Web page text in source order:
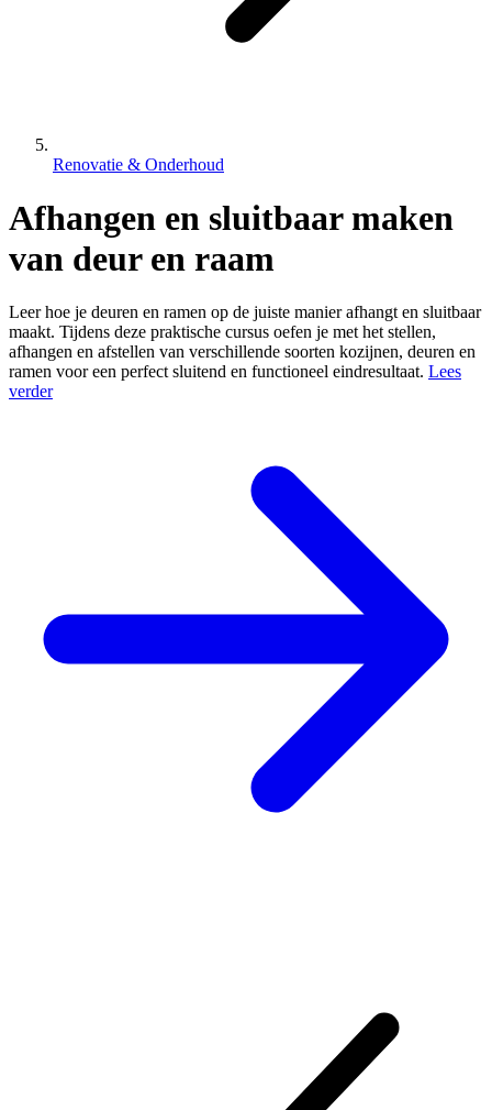
Renovatie & Onderhoud
Afhangen en sluitbaar maken
van deur en raam
Leer hoe je deuren en ramen op de juiste manier afhangt en sluitbaar
maakt. Tijdens deze praktische cursus oefen je met het stellen,
afhangen en afstellen van verschillende soorten kozijnen, deuren en
ramen voor een perfect sluitend en functioneel eindresultaat. Lees
verder